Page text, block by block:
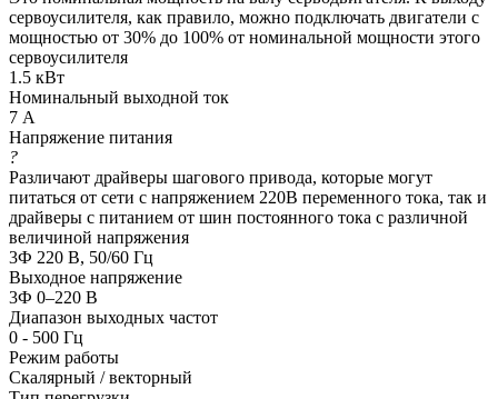
сервоусилителя, как правило, можно подключать двигатели с
мощностью от 30% до 100% от номинальной мощности этого
сервоусилителя
1.5 кВт
Номинальный выходной ток
7 А
Напряжение питания
?
Различают драйверы шагового привода, которые могут
питаться от сети с напряжением 220В переменного тока, так и
драйверы с питанием от шин постоянного тока с различной
величиной напряжения
3Ф 220 В, 50/60 Гц
Выходное напряжение
3Ф 0–220 В
Диапазон выходных частот
0 - 500 Гц
Режим работы
Скалярный / векторный